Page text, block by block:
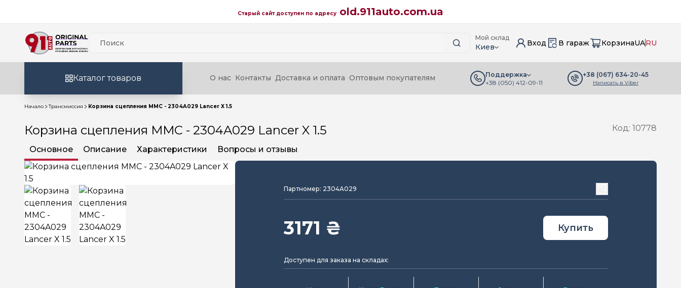
Старый сайт доступен по адресу old.911auto.com.ua
Мой склад
Киев Вход В гараж КорзинаUARU
Каталог товаров О нас Контакты Доставка и оплата Оптовым покупателям
Поддержка
+38 (050) 412-09-11
+38 (067) 634-20-45
Написать в Viber
Начало Трансмиссия Корзина сцепления MMC - 2304A029 Lancer X 1.5
Корзина сцепления MMC - 2304A029 Lancer X 1.5 Код: 10778
Основное Описание Характеристики Вопросы и отзывы
Партномер: 2304A029
3171 ₴ Купить
Доступен для заказа на складах: